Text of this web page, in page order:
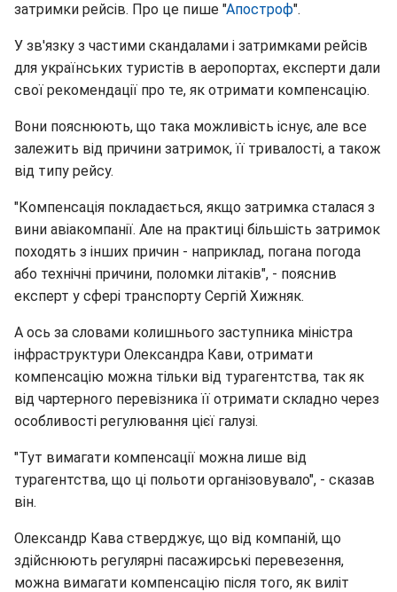
затримки рейсів. Про це пише "Апостроф".
У зв'язку з частими скандалами і затримками рейсів
для українських туристів в аеропортах, експерти дали
свої рекомендації про те, як отримати компенсацію.
Вони пояснюють, що така можливість існує, але все
залежить від причини затримок, її тривалості, а також
від типу рейсу.
"Компенсація покладається, якщо затримка сталася з
вини авіакомпанії. Але на практиці більшість затримок
походять з інших причин - наприклад, погана погода
або технічні причини, поломки літаків", - пояснив
експерт у сфері транспорту Сергій Хижняк.
А ось за словами колишнього заступника міністра
інфраструктури Олександра Кави, отримати
компенсацію можна тільки від турагентства, так як
від чартерного перевізника її отримати складно через
особливості регулювання цієї галузі.
"Тут вимагати компенсації можна лише від
турагентства, що ці польоти організовувало", - сказав
він.
Олександр Кава стверджує, що від компаній, що
здійснюють регулярні пасажирські перевезення,
можна вимагати компенсацію після того, як виліт